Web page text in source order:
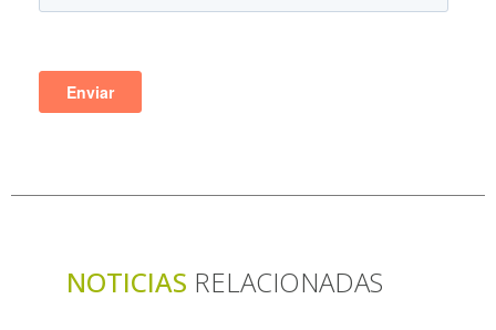
NOTICIAS RELACIONADAS